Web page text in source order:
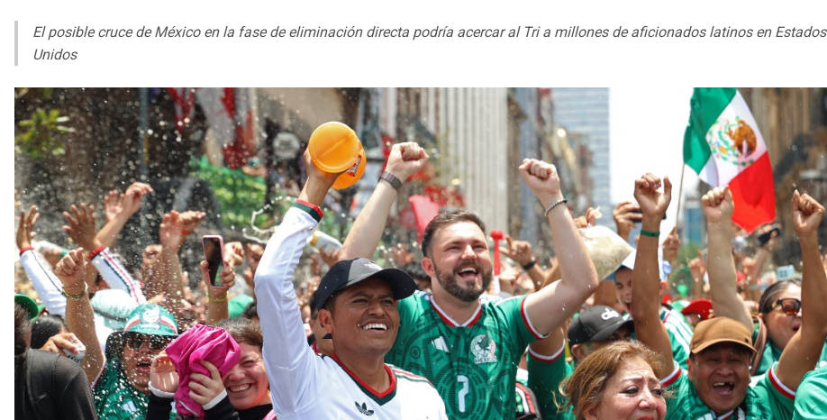
El posible cruce de México en la fase de eliminación directa podría acercar al Tri a millones de aficionados latinos en Estados
Unidos